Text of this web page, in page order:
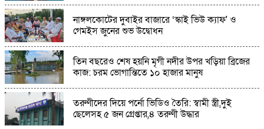
কুমিল্লার ডালপা বিল যেন বর্ষার এক টুকরো হাওর,
প্রকৃতির টানে ছুটছেন দর্শনার্থীরা
নাঙ্গলকোটের দুবাইর বাজারে ‘স্কাই ভিউ ক্যাফ' ও
গেমইস জুনের শুভ উদ্বোধন
তিন বছরেও শেষ হয়নি মৃগী নদীর উপর খড়িয়া ব্রিজের
কাজ: চরম ভোগান্তিতে ১০ হাজার মানুষ
তরুণীদের দিয়ে পর্নো ভিডিও তৈরি: স্বামী স্ত্রী,দুই
ছেলেসহ ৫ জন গ্রেপ্তার,৪ তরুণী উদ্ধার